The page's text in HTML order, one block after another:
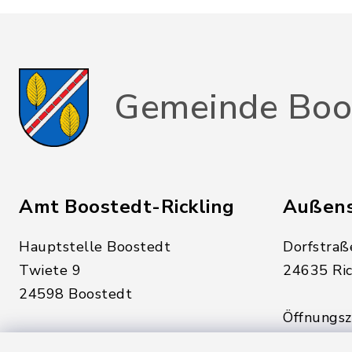
Gemeinde
Amt Boostedt-Rickling
Hauptstelle Boostedt
Twiete 9
24598 Boostedt
24635